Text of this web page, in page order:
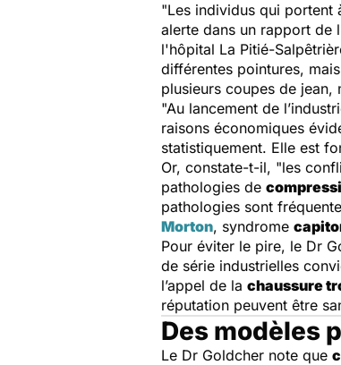
"Les individus qui portent
alerte dans un rapport de
l'hôpital La Pitié-
différentes pointures,
plusieurs coupes de jean,
"Au lancement de
raisons économiques
statistiquement. Elle est
Or, constate-t-il, "les
pathologies de
pathologies sont
Morton, syndrome
Pour éviter le pire, le Dr
de série industrielles
l’appel de la chaussure
réputation peuvent être
Des modèles
Le Dr Goldcher note que